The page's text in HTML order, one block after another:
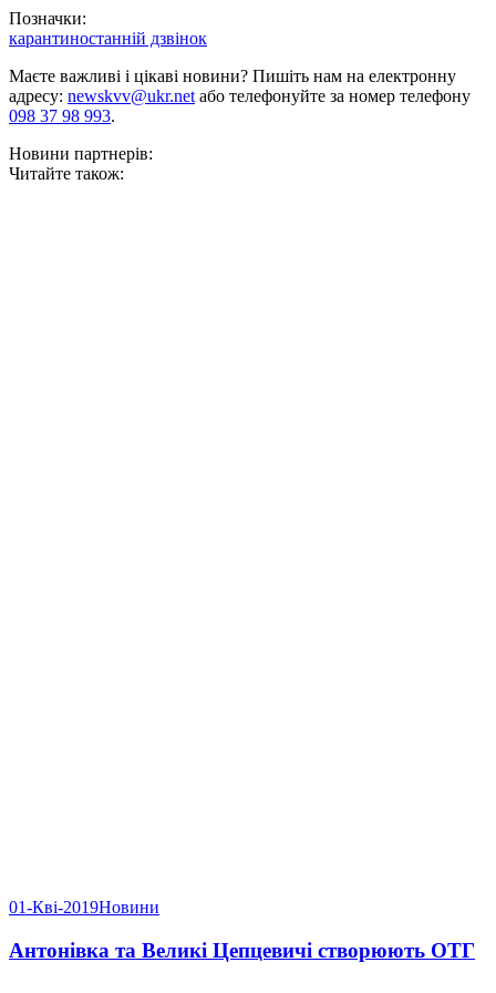
Позначки:
карантиностанній дзвінок
Маєте важливі і цікаві новини? Пишіть нам на електронну
адресу: newskvv@ukr.netабо телефонуйте за номер телефону
098 37 98 993.
Новини партнерів:
Читайте також:
01-Кві-2019Новини
Антонівка та Великі Цепцевичі створюють ОТГ